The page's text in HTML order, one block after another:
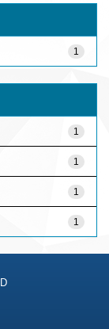
1
1
1
1
1